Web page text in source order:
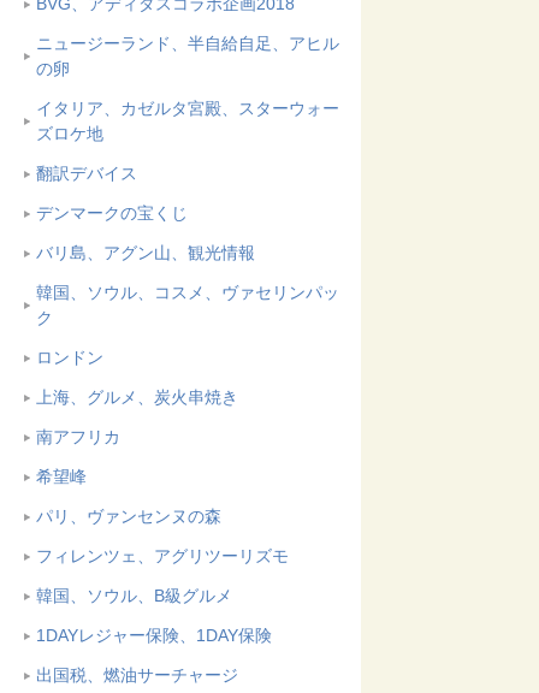
ニュージーランド、半自給自足、アヒル
の卵
イタリア、カゼルタ宮殿、スターウォー
ズロケ地
翻訳デバイス
デンマークの宝くじ
バリ島、アグン山、観光情報
韓国、ソウル、コスメ、ヴァセリンパッ
ク
ロンドン
上海、グルメ、炭火串焼き
南アフリカ
希望峰
パリ、ヴァンセンヌの森
フィレンツェ、アグリツーリズモ
韓国、ソウル、B級グルメ
1DAYレジャー保険、1DAY保険
出国税、燃油サーチャージ